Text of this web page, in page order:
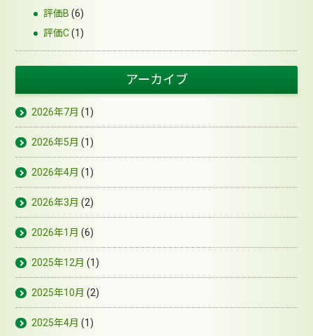
評価B (6)
評価C(1)
アーカイブ
2026年7月 (1)
2026年5月 (1)
2026年4月 (1)
2026年3月 (2)
2026年1月 (6)
2025年12月 (1)
2025年10月 (2)
2025年4月 (1)